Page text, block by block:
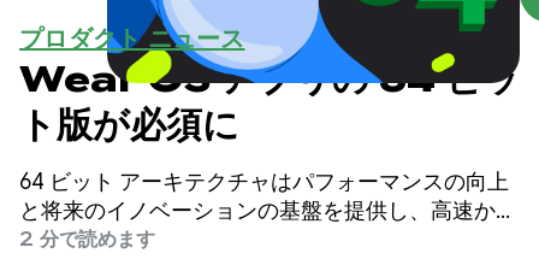
プロダクト ニュース
Wear OS アプリの 64 ビッ
ト版が必須に
64 ビット アーキテクチャはパフォーマンスの向上
と将来のイノベーションの基盤を提供し、高速かつ
豊かなユーザー エクスペリエンスを実現します。
2 分で読めます